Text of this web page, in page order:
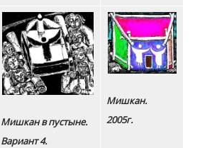
Мишкан в пустыне.
Вариант 4.
Мишкан.
2005г.